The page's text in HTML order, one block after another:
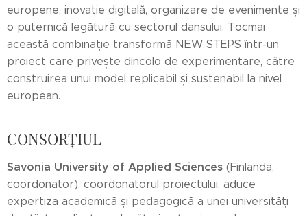
europene, inovație digitală, organizare de evenimente și
o puternică legătură cu sectorul dansului. Tocmai
această combinație transformă NEW STEPS într-un
proiect care privește dincolo de experimentare, către
construirea unui model replicabil și sustenabil la nivel
european.
CONSORȚIUL
Savonia University of Applied Sciences (Finlanda,
coordonator), coordonatorul proiectului, aduce
expertiza academică și pedagogică a unei universități